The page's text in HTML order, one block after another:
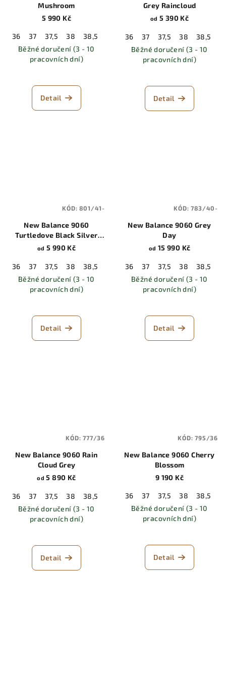
Mushroom
5 990 Kč
36 37 37,5 38 38,5 40 40,5 41,5 42
42,5
Běžné doručení (3 - 10
pracovních dní)
Detail
Grey Raincloud
od 5 390 Kč
36 37 37,5 38 38,5
Běžné doručení (3 - 10
pracovních dní)
Detail
New Balance 9060
Turtledove Black Silver
Metallic
od 5 990 Kč
36 37 37,5 38 38,5 40 40,5 41,5 42
42,5
Běžné doručení (3 - 10
pracovních dní)
Detail
KÓD:801/41-
New Balance 9060 Grey
Day
od 15 990 Kč
36 37 37,5 38 38,5
Běžné doručení (3 - 10
pracovních dní)
Detail
KÓD:783/40-
New Balance 9060 Rain
Cloud Grey
od 5 890 Kč
36 37 37,5 38 38,5 40 40,5 41,5 42
42,5
Běžné doručení (3 - 10
pracovních dní)
Detail
KÓD:777/36
New Balance 9060 Cherry
Blossom
9 190 Kč
36 37 37,5 38 38,5
Běžné doručení (3 - 10
pracovních dní)
Detail
KÓD:795/36